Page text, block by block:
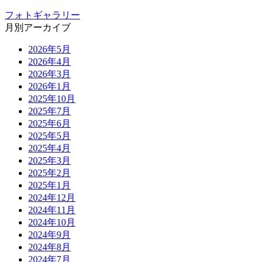
フォトギャラリー
月別アーカイブ
2026年5月
2026年4月
2026年3月
2026年1月
2025年10月
2025年7月
2025年6月
2025年5月
2025年4月
2025年3月
2025年2月
2025年1月
2024年12月
2024年11月
2024年10月
2024年9月
2024年8月
2024年7月